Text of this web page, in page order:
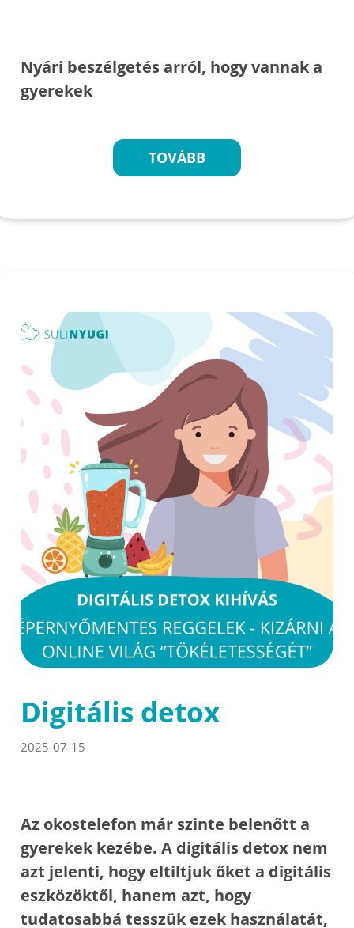
Nyári beszélgetés arról, hogy vannak a
gyerekek
TOVÁBB
Digitális detox
2025-07-15
Az okostelefon már szinte belenőtt a
gyerekek kezébe. A digitális detox nem
azt jelenti, hogy eltiltjuk őket a digitális
eszközöktől, hanem azt, hogy
tudatosabbá tesszük ezek használatát,